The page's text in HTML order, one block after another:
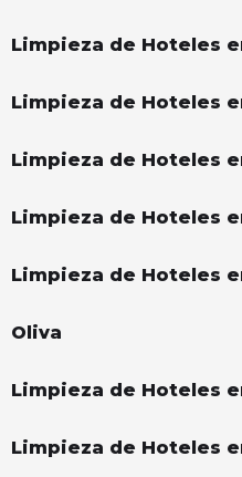
Limpieza de Hoteles
Limpieza de Hoteles
Limpieza de Hoteles
Limpieza de Hoteles
Limpieza de Hoteles
Oliva
Limpieza de Hoteles
Limpieza de Hoteles